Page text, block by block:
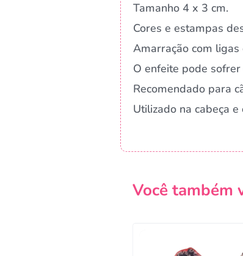
Tamanho 4 x 3 cm.
Cores e estampas
Amarração com ligas
O enfeite pode
Recomendado para
Utilizado na cabeça
Você também